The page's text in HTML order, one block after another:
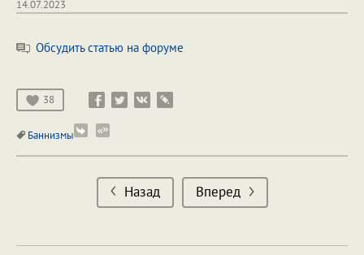
14.07.2023
Обсудить статью на форуме
38
Баннизмы
Назад Вперед